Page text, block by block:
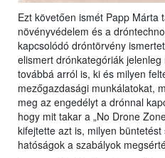
Ezt követően ismét Papp Márta
növényvédelem és a
kapcsolódó dróntörvény
elismert drónkategóriák
továbbá arról is, ki és milyen
mezőgazdasági munkálatokat,
meg az engedélyt a drónnal
hogy mit takar a „No Drone
kifejtette azt is, milyen
hatóságok a szabályok